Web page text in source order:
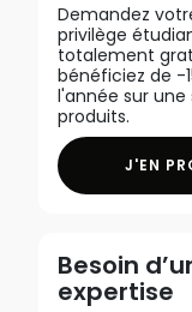
Demandez
privilège
totalement
bénéficiez de -
l'année sur
produits.
J'EN
Besoin
expertise